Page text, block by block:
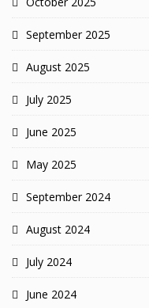
September 2025
August 2025
July 2025
June 2025
May 2025
September 2024
August 2024
July 2024
June 2024